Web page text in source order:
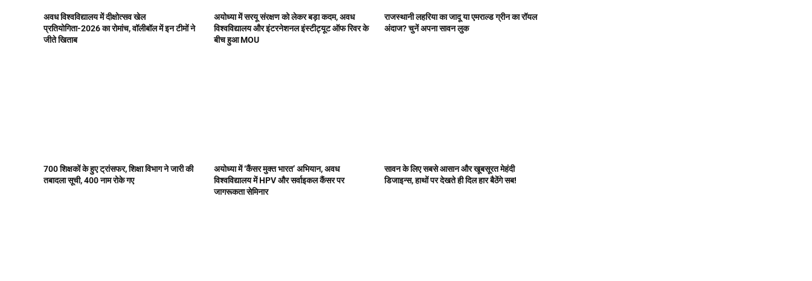
अवध विश्वविद्यालय में दीक्षोत्सव खेल
प्रतियोगिता-2026 का रोमांच, वॉलीबॉल में इन टीमों ने
जीते खिताब
अयोध्या में सरयू संरक्षण को लेकर बड़ा कदम, अवध
विश्वविद्यालय और इंटरनेशनल इंस्टीट्यूट ऑफ रिवर के
बीच हुआ MOU
राजस्थानी लहरिया का जादू या एमराल्ड ग्रीन का रॉयल
अंदाज? चुनें अपना सावन लुक
700 शिक्षकों के हुए ट्रांसफर, शिक्षा विभाग ने जारी की
तबादला सूची, 400 नाम रोके गए
अयोध्या में ‘कैंसर मुक्त भारत’ अभियान, अवध
विश्वविद्यालय में HPV और सर्वाइकल कैंसर पर
जागरूकता सेमिनार
सावन के लिए सबसे आसान और खूबसूरत मेहंदी
डिजाइन्स, हाथों पर देखते ही दिल हार बैठेंगे सब!